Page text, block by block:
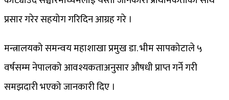
प्रसार गरेर सहयोग गरिदिन आग्रह गरे ।
मन्त्रालयको समन्वय महाशाखा प्रमुख डा. भीम सापकोटाले ५
वर्षसम्म नेपालको आवश्यकताअनुसार औषधी प्राप्त गर्ने गरी
समझदारी भएको जानकारी दिए ।